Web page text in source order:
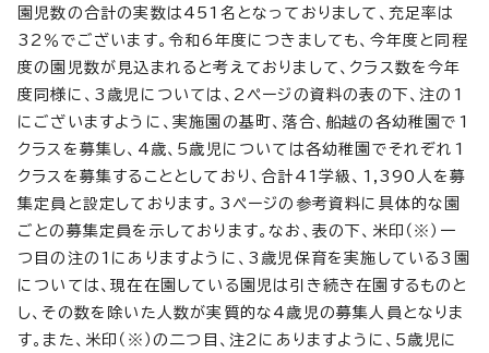
園児数の合計の実数は451名となっておりまして、充足率は
32％でございます。令和6年度につきましても、今年度と同程
度の園児数が見込まれると考えておりまして、クラス数を今年
度同様に、3歳児については、2ページの資料の表の下、注の1
にございますように、実施園の基町、落合、船越の各幼稚園で1
クラスを募集し、4歳、5歳児については各幼稚園でそれぞれ1
クラスを募集することとしており、合計41学級、1,390人を募
集定員と設定しております。3ページの参考資料に具体的な園
ごとの募集定員を示しております。なお、表の下、米印（※）一
つ目の注の1にありますように、3歳児保育を実施している3園
については、現在在園している園児は引き続き在園するものと
し、その数を除いた人数が実質的な4歳児の募集人員となりま
す。また、米印（※）の二つ目、注2にありますように、5歳児に